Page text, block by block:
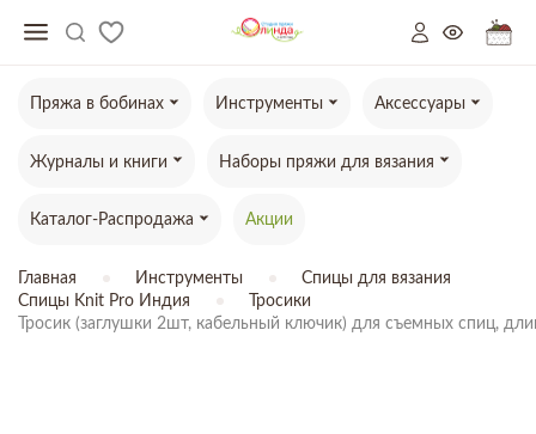
Пряжа в бобинах Инструменты Аксессуары
Журналы и книги Наборы пряжи для вязания
Каталог-Распродажа Акции
Главная Инструменты
Спицы для вязания
Спицы Knit Pro Индия
Тросики
Тросик (заглушки 2шт, кабельный ключик) для съемных спиц,